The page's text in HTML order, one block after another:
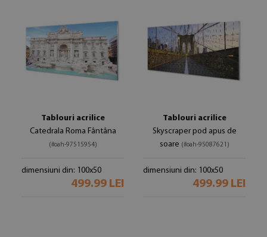
Tablouri acrilice
Catedrala Roma Fântâna
(#oah-97515954)
dimensiuni din: 100x50
499.99 LEI
Tablouri acrilice
Skyscraper pod apus de
soare (#oah-95087621)
dimensiuni din: 100x50
499.99 LEI